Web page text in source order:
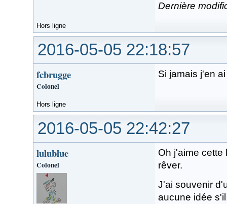
Dernière
Hors ligne
2016-05-05 22:18:57
fcbrugge
Colonel
Si jamais j'en
Hors ligne
2016-05-05 22:42:27
lulublue
Colonel
Oh j'aime cette
rêver.
J'ai souvenir
aucune idée